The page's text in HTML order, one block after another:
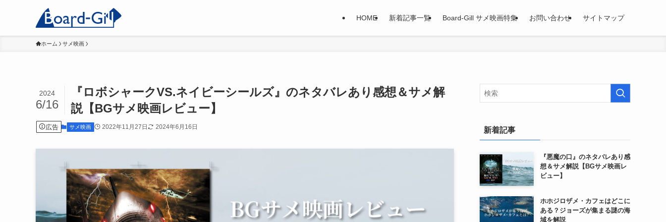
HOME 新着記事一覧 Board-Gill サメ映画特集 お問い合わせ サイトマップ
ホーム サメ映画
『ロボシャークVS.ネイビーシールズ』のネタバレあり感想＆サメ解
説【BGサメ映画レビュー】
2024
6/16
広告 サメ映画 2022年11月27日 2024年6月16日 新着記事
『悪魔の口』のネタバレあり感
想＆サメ解説【BGサメ映画レ
ビュー】
ホホジロザメ・カフェはどこに
ある？ジョーズが集まる謎の海
域を解説